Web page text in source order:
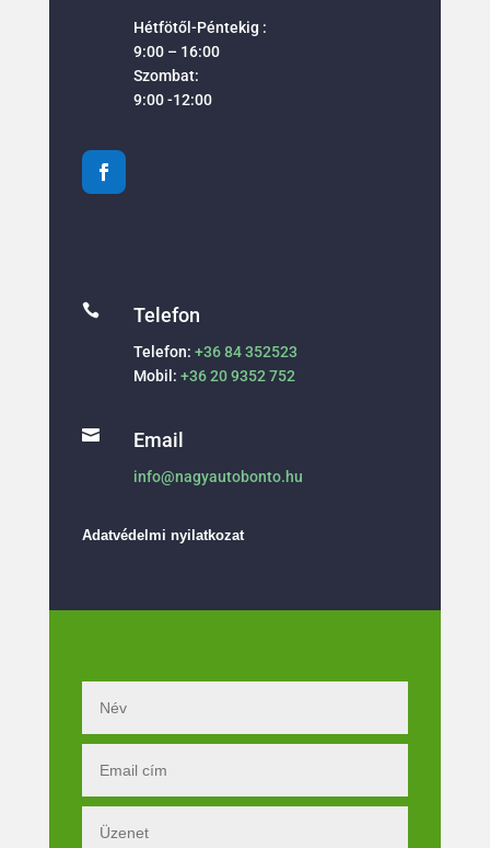
Hétfötől-Péntekig :
9:00 – 16:00
Szombat:
9:00 -12:00
 Telefon
Telefon: +36 84 352523
Mobil: +36 20 9352 752
 Email
info@nagyautobonto.hu
Adatvédelmi nyilatkozat